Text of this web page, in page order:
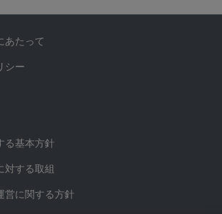
あたって
シー
る基本方針
対する取組
営に関する方針